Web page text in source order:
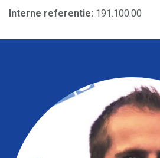
Interne referentie: 191.100.00